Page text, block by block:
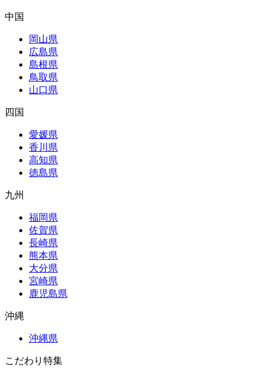
中国
岡山県
広島県
島根県
鳥取県
山口県
四国
愛媛県
香川県
高知県
徳島県
九州
福岡県
佐賀県
長崎県
熊本県
大分県
宮崎県
鹿児島県
沖縄
沖縄県
こだわり特集